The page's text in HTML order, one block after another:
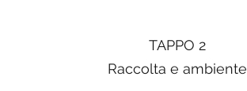
TAPPO 2
Raccolta e ambiente